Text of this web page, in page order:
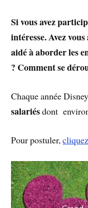
Si vous avez
intéresse. Avez
aidé à aborder les
? Comment se
Chaque année
salariésdont
Pour postuler,